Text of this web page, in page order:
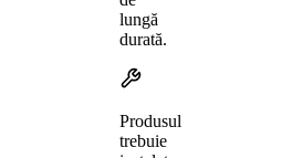
lungă
durată.
Produsul
trebuie